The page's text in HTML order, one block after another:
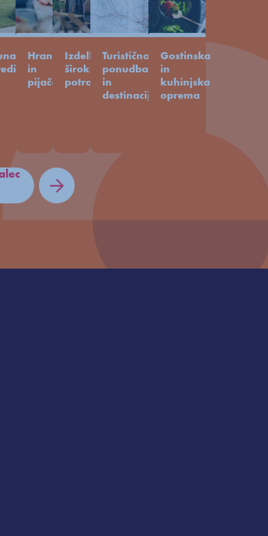
Hrana
in
pijača
Izdelki
široke
potrošnje
Turistična
ponudba
in
destinacije
Gostinska
in
kuhinjska
oprema